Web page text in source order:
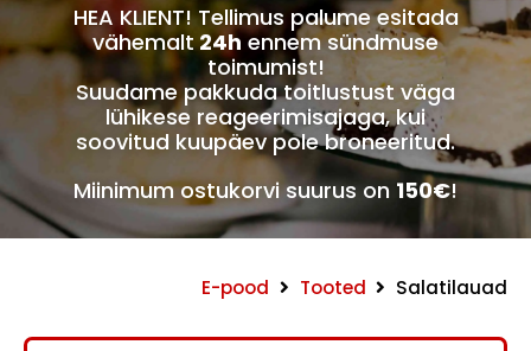
HEA KLIENT! Tellimus palume esitada
vähemalt24hennem sündmuse
toimumist!
Suudame pakkuda toitlustust väga
lühikese reageerimisajaga, kui
soovitud kuupäev pole broneeritud.
Miinimum ostukorvi suurus on 150€!
E-pood Tooted Salatilauad